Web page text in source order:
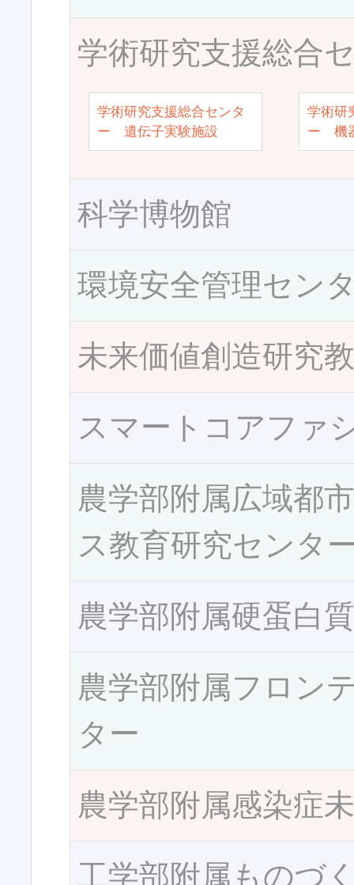
学術研究支援総合
学術研究支援総合センタ
ー 遺伝子実験施設
学術研
ー 機
科学博物館
環境安全管理セン
未来価値創造研究
スマートコアファ
農学部附属広域都
ス教育研究センタ
農学部附属硬蛋白
農学部附属フロン
ター
農学部附属感染症
工学部附属ものづ